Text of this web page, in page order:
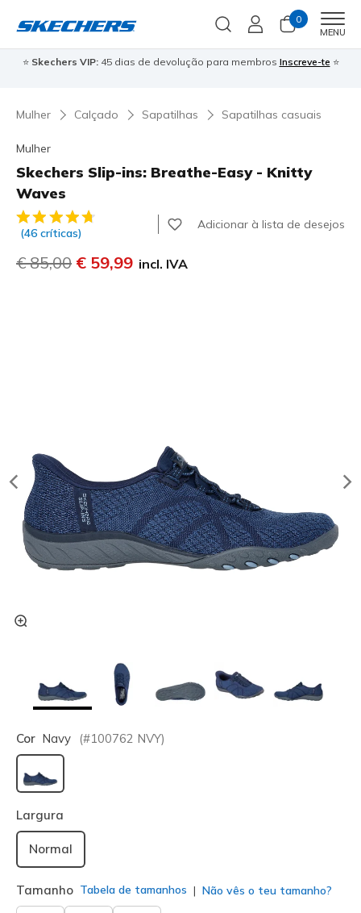
0
MENU
⭐ Skechers VIP:45 dias de devolução para membros Inscreve-te ⭐
Mulher Calçado Sapatilhas Sapatilhas casuais
Mulher
Skechers Slip-ins: Breathe-Easy - Knitty
Waves
4$3 de 5 – Classificação do cliente
(46 críticas)
Adicionar à lista de desejos
Preço com desconto de
€ 85,00 para
€ 59,99 incl. IVA
Cor Navy (#100762 NVY)
selecionado
Largura
Normal
Tamanho Tabela de tamanhos Não vês o teu tamanho?